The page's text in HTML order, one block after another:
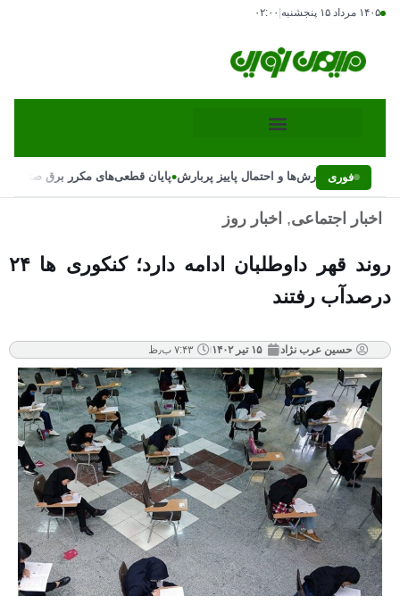
۱۴۰۵ مرداد ۱۵ پنجشنبه ۰۲:۰۰
فوری
ناگهانی بارش‌ها و احتمال پاییز پربارش•پایان قطعی‌های مکرر برق صنایع با
اخبار اجتماعی, اخبار روز
روند قهر داوطلبان ادامه دارد؛ کنکور‌ی ها ۲۴
درصدآب رفتند
حسین عرب نژاد ۱۵ تیر ۱۴۰۲ ۷:۴۳ ب٫ظ